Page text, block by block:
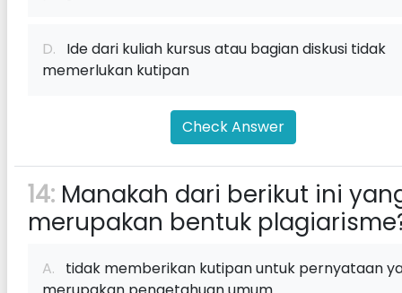
D. Ide dari kuliah kursus atau bagian diskusi tidak
memerlukan kutipan
Check Answer
14: Manakah dari berikut ini
merupakan bentuk
A. tidak memberikan kutipan untuk pernyataan